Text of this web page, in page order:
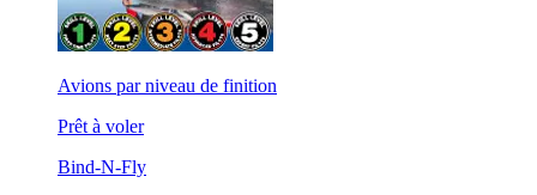
Avions par niveau de finition
Prêt à voler
Bind-N-Fly